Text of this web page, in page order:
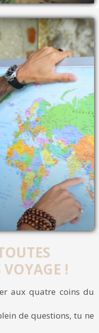
VOYAGE !
aux quatre coins du
de questions, tu ne